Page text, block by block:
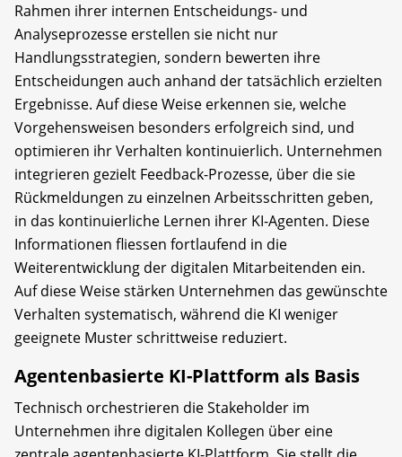
Rahmen ihrer internen Entscheidungs- und
Analyseprozesse erstellen sie nicht nur
Handlungsstrategien, sondern bewerten ihre
Entscheidungen auch anhand der tatsächlich erzielten
Ergebnisse. Auf diese Weise erkennen sie, welche
Vorgehensweisen besonders erfolgreich sind, und
optimieren ihr Verhalten kontinuierlich. Unternehmen
integrieren gezielt Feedback-Prozesse, über die sie
Rückmeldungen zu einzelnen Arbeitsschritten geben,
in das kontinuierliche Lernen ihrer KI-Agenten. Diese
Informationen fliessen fortlaufend in die
Weiterentwicklung der digitalen Mitarbeitenden ein.
Auf diese Weise stärken Unternehmen das gewünschte
Verhalten systematisch, während die KI weniger
geeignete Muster schrittweise reduziert.
Agentenbasierte KI-Plattform als Basis
Technisch orchestrieren die Stakeholder im
Unternehmen ihre digitalen Kollegen über eine